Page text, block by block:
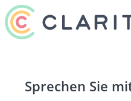
Sprechen Sie